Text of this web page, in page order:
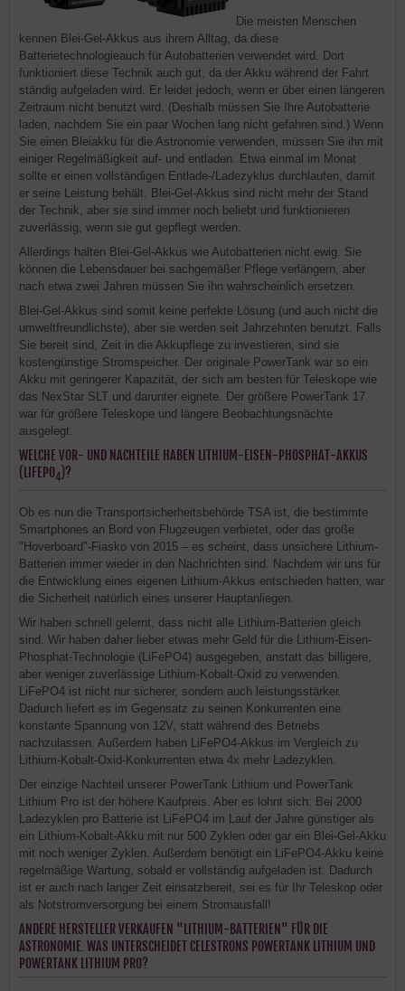
Die meisten Menschen
kennen Blei-Gel-Akkus aus ihrem Alltag, da diese
Batterietechnologieauch für Autobatterien verwendet wird. Dort
funktioniert diese Technik auch gut, da der Akku während der Fahrt
ständig aufgeladen wird. Er leidet jedoch, wenn er über einen längeren
Zeitraum nicht benutzt wird. (Deshalb müssen Sie Ihre Autobatterie
laden, nachdem Sie ein paar Wochen lang nicht gefahren sind.) Wenn
Sie einen Bleiakku für die Astronomie verwenden, müssen Sie ihn mit
einiger Regelmäßigkeit auf- und entladen. Etwa einmal im Monat
sollte er einen vollständigen Entlade-/Ladezyklus durchlaufen, damit
er seine Leistung behält. Blei-Gel-Akkus sind nicht mehr der Stand
der Technik, aber sie sind immer noch beliebt und funktionieren
zuverlässig, wenn sie gut gepflegt werden.
Allerdings halten Blei-Gel-Akkus wie Autobatterien nicht ewig. Sie
können die Lebensdauer bei sachgemäßer Pflege verlängern, aber
nach etwa zwei Jahren müssen Sie ihn wahrscheinlich ersetzen.
Blei-Gel-Akkus sind somit keine perfekte Lösung (und auch nicht die
umweltfreundlichste), aber sie werden seit Jahrzehnten benutzt. Falls
Sie bereit sind, Zeit in die Akkupflege zu investieren, sind sie
kostengünstige Stromspeicher. Der originale PowerTank war so ein
Akku mit geringerer Kapazität, der sich am besten für Teleskope wie
das NexStar SLT und darunter eignete. Der größere PowerTank 17
war für größere Teleskope und längere Beobachtungsnächte
ausgelegt.
WELCHE VOR- UND NACHTEILE HABEN LITHIUM-EISEN-PHOSPHAT-AKKUS
(LIFEPO4)?
Ob es nun die Transportsicherheitsbehörde TSA ist, die bestimmte
Smartphones an Bord von Flugzeugen verbietet, oder das große
"Hoverboard"-Fiasko von 2015 – es scheint, dass unsichere Lithium-
Batterien immer wieder in den Nachrichten sind. Nachdem wir uns für
die Entwicklung eines eigenen Lithium-Akkus entschieden hatten, war
die Sicherheit natürlich eines unserer Hauptanliegen.
Wir haben schnell gelernt, dass nicht alle Lithium-Batterien gleich
sind. Wir haben daher lieber etwas mehr Geld für die Lithium-Eisen-
Phosphat-Technologie (LiFePO4) ausgegeben, anstatt das billigere,
aber weniger zuverlässige Lithium-Kobalt-Oxid zu verwenden.
LiFePO4 ist nicht nur sicherer, sondern auch leistungsstärker.
Dadurch liefert es im Gegensatz zu seinen Konkurrenten eine
konstante Spannung von 12V, statt während des Betriebs
nachzulassen. Außerdem haben LiFePO4-Akkus im Vergleich zu
Lithium-Kobalt-Oxid-Konkurrenten etwa 4x mehr Ladezyklen.
Der einzige Nachteil unserer PowerTank Lithium und PowerTank
Lithium Pro ist der höhere Kaufpreis. Aber es lohnt sich: Bei 2000
Ladezyklen pro Batterie ist LiFePO4 im Lauf der Jahre günstiger als
ein Lithium-Kobalt-Akku mit nur 500 Zyklen oder gar ein Blei-Gel-Akku
mit noch weniger Zyklen. Außerdem benötigt ein LiFePO4-Akku keine
regelmäßige Wartung, sobald er vollständig aufgeladen ist. Dadurch
ist er auch nach langer Zeit einsatzbereit, sei es für Ihr Teleskop oder
als Notstromversorgung bei einem Stromausfall!
ANDERE HERSTELLER VERKAUFEN "LITHIUM-BATTERIEN" FÜR DIE
ASTRONOMIE. WAS UNTERSCHEIDET CELESTRONS POWERTANK LITHIUM UND
POWERTANK LITHIUM PRO?